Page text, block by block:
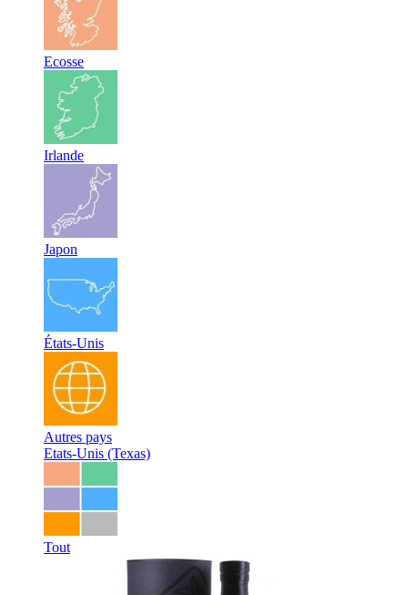
Ecosse
Irlande
Japon
États-Unis
Autres pays
Etats-Unis (Texas)
Tout